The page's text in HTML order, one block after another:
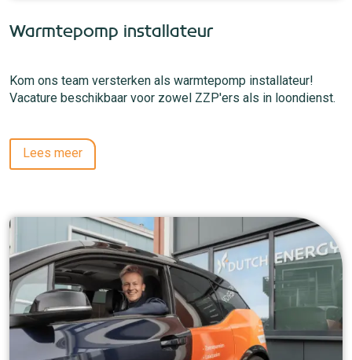
Warmtepomp installateur
Kom ons team versterken als warmtepomp installateur!
Vacature beschikbaar voor zowel ZZP'ers als in loondienst.
Lees meer